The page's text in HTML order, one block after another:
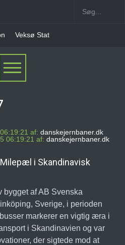
Veksø Station
af: danskejernbaner.dk
06:19:21 af: danskejernbaner.dk
i Skandinavisk
bygget af AB Svenska
Sverige, i perioden
markerer en vigtig æra i
i Skandinavien og var
der sigtede mod at